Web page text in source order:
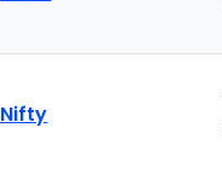
Nifty